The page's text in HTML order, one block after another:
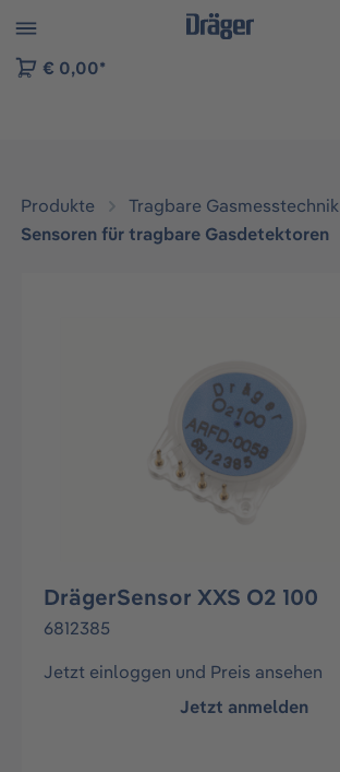
der B2B-Plattform springen
€ 0,00*
Produkte
Tragbare Gasmesstechnik
Sensoren für tragbare Gasdetektoren
DrägerSensor XXS O2 100
6812385
Jetzt einloggen und Preis ansehen
Jetzt anmelden